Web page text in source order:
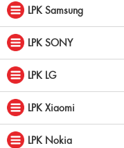
LPK Samsung
LPK SONY
LPK LG
LPK Xiaomi
LPK Nokia